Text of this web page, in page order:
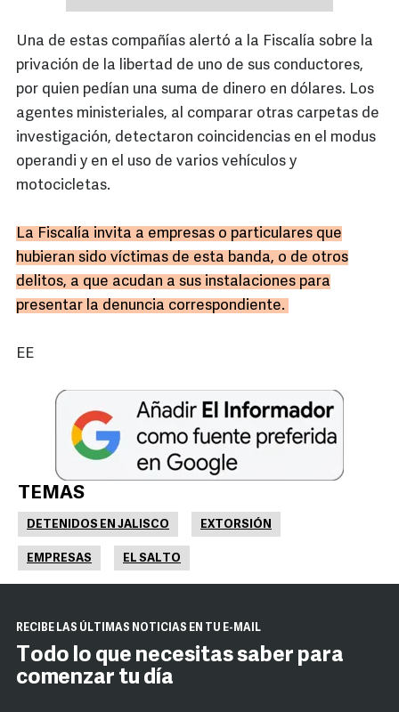
Una de estas compañías alertó a la Fiscalía sobre la
privación de la libertad de uno de sus conductores,
por quien pedían una suma de dinero en dólares. Los
agentes ministeriales, al comparar otras carpetas de
investigación, detectaron coincidencias en el modus
operandi y en el uso de varios vehículos y
motocicletas.
La Fiscalía invita a empresas o particulares que
hubieran sido víctimas de esta banda, o de otros
delitos, a que acudan a sus instalaciones para
presentar la denuncia correspondiente.
EE
TEMAS
DETENIDOS EN JALISCO EXTORSIÓN
EMPRESAS EL SALTO
RECIBE LAS ÚLTIMAS NOTICIAS EN TU E-MAIL
Todo lo que necesitas saber para
comenzar tu día